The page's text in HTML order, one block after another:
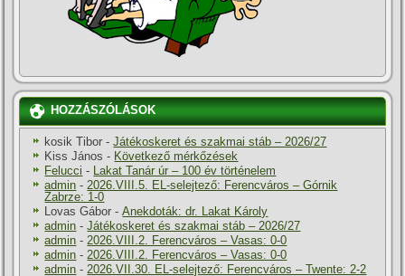
HOZZÁSZÓLÁSOK
kosik Tibor -Játékoskeret és szakmai stáb – 2026/27
Kiss János - Következő mérkőzések
Felucci -
Lakat Tanár úr – 100 év történelem
admin - 2026.VIII.5. EL-selejtező: Ferencváros – Górnik
Zabrze: 1-0
Lovas Gábor -Anekdoták: dr. Lakat Károly
admin -Játékoskeret és szakmai stáb – 2026/27
admin - 2026.VIII.2. Ferencváros – Vasas: 0-0
admin - 2026.VIII.2. Ferencváros – Vasas: 0-0
admin - 2026.VII.30. EL-selejtező: Ferencváros – Twente: 2-2